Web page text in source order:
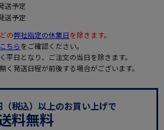
送予定
送予定
の弊社指定の休業日を除きます。
こちらをご確認ください。
日となり、ご注文の当日を除きます。
発送日程が前後する場合がございます。
税込）以上のお買い上げで
料無料